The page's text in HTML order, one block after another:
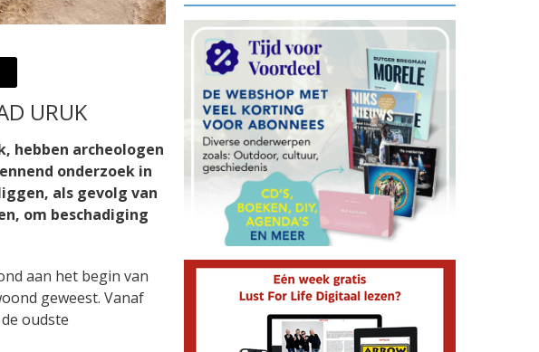
URUK
hebben archeologen
onderzoek in
als gevolg van
om beschadiging
aan het begin van
geweest. Vanaf
oudste